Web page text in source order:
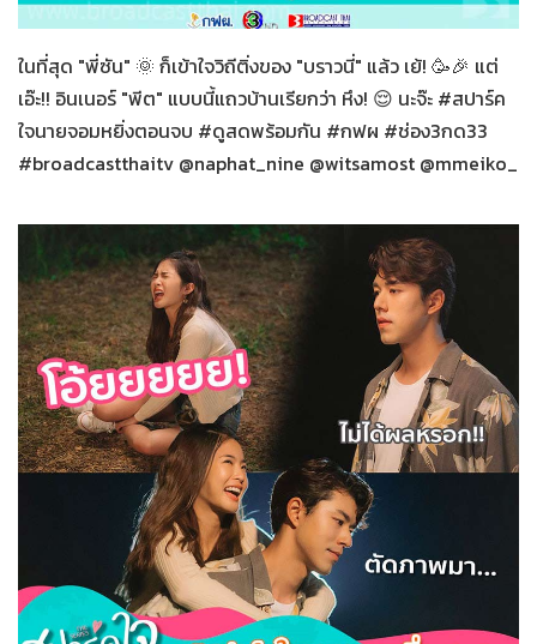
27-12-2563 สปาร์คใจนายจอมหยิ่ง
ในที่สุด "พี่ซัน" 🌞 ก็เข้าใจวิถีติ่งของ "บราวนี่" แล้ว เย้! 🥳🎉 แต่
เอ๊ะ!! อินเนอร์ "พีต" แบบนี้แถวบ้านเรียกว่า หึง! 😌 นะจ๊ะ #สปาร์ค
ใจนายจอมหยิ่งตอนจบ #ดูสดพร้อมกัน #กฟผ #ช่อง3กด33
#broadcastthaitv @naphat_nine @witsamost @mmeiko_